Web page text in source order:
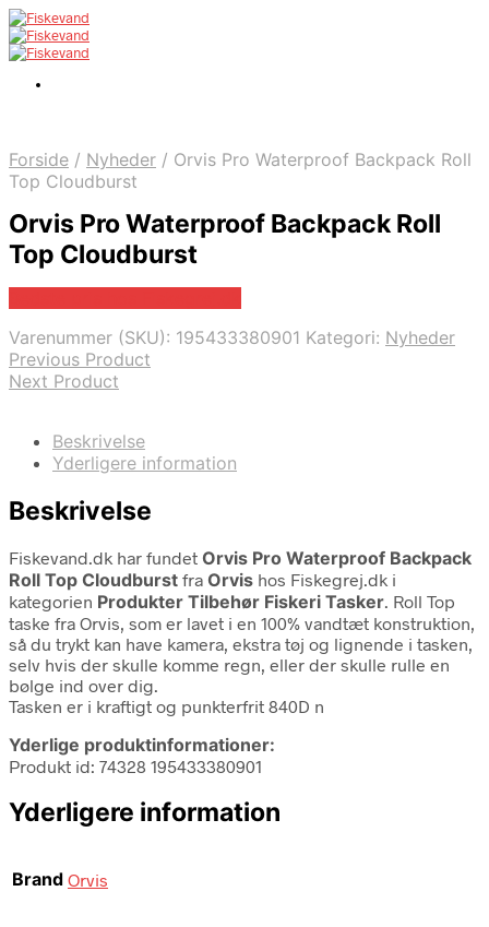
Forside / Nyheder / Orvis Pro Waterproof Backpack Roll
Top Cloudburst
Orvis Pro Waterproof Backpack Roll
Top Cloudburst
Varenummer (SKU): 195433380901 Kategori: Nyheder
Previous Product
Next Product
Beskrivelse
Yderligere information
Beskrivelse
Fiskevand.dk har fundet Orvis Pro Waterproof Backpack
Roll Top Cloudburst fra Orvis hos Fiskegrej.dk i
kategorien Produkter Tilbehør Fiskeri Tasker. Roll Top
taske fra Orvis, som er lavet i en 100% vandtæt konstruktion,
så du trykt kan have kamera, ekstra tøj og lignende i tasken,
selv hvis der skulle komme regn, eller der skulle rulle en
bølge ind over dig.
Tasken er i kraftigt og punkterfrit 840D n
Yderlige produktinformationer:
Produkt id: 74328 195433380901
Yderligere information
Brand Orvis